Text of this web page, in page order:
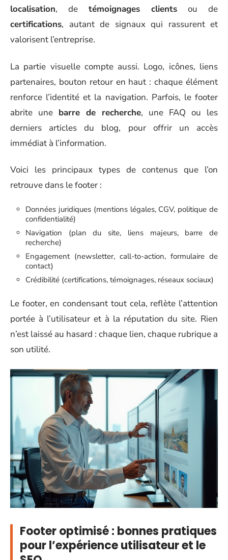
localisation, de témoignages clients ou de
certifications, autant de signaux qui rassurent et
valorisent l’entreprise.
La partie visuelle compte aussi. Logo, icônes, liens
partenaires, bouton retour en haut : chaque élément
renforce l’identité et la navigation. Parfois, le footer
abrite une barre de recherche, une FAQ ou les
derniers articles du blog, pour offrir un accès
immédiat à l’information.
Voici les principaux types de contenus que l’on
retrouve dans le footer :
Données juridiques (mentions légales, CGV, politique de
confidentialité)
Navigation (plan du site, liens majeurs, barre de
recherche)
Engagement (newsletter, call-to-action, formulaire de
contact)
Crédibilité (certifications, témoignages, réseaux sociaux)
Le footer, en condensant tout cela, reflète l’attention
portée à l’utilisateur et à la réputation du site. Rien
n’est laissé au hasard : chaque lien, chaque rubrique a
son utilité.
Footer optimisé : bonnes pratiques
pour l’expérience utilisateur et le